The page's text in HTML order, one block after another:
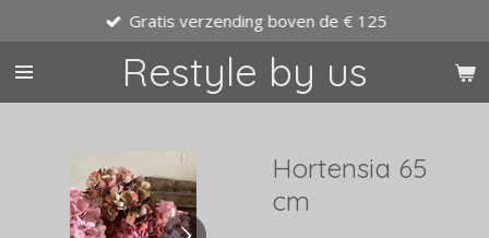
direct
naar
Restyle by us
Gratis verzending boven de € 125
Hortensia 65
cm